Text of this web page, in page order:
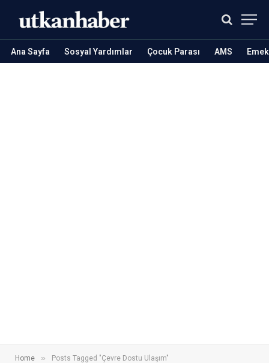
Ana Sayfa Sosyal Yardımlar Çocuk Parası AMS
Home » Posts Tagged "Çevre Dostu Ulaşım"